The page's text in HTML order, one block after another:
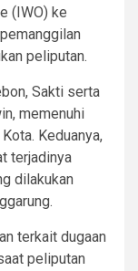
(IWO) ke
peliputan.
Sakti serta
memenuhi
Keduanya,
terjadinya
dilakukan
terkait dugaan
peliputan